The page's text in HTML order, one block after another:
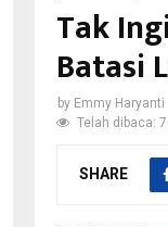
Tak
Batasi
by Emmy Haryanti
Telah dibaca:
SHARE